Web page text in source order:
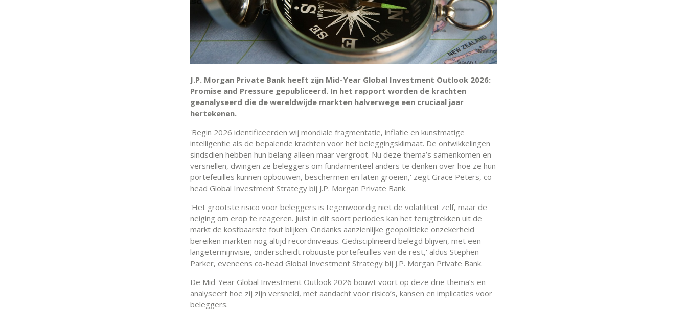
J.P. Morgan Private Bank heeft zijn Mid-Year Global Investment Outlook 2026:
Promise and Pressure gepubliceerd. In het rapport worden de krachten
geanalyseerd die de wereldwijde markten halverwege een cruciaal jaar
hertekenen.
'Begin 2026 identificeerden wij mondiale fragmentatie, inflatie en kunstmatige
intelligentie als de bepalende krachten voor het beleggingsklimaat. De ontwikkelingen
sindsdien hebben hun belang alleen maar vergroot. Nu deze thema’s samenkomen en
versnellen, dwingen ze beleggers om fundamenteel anders te denken over hoe ze hun
portefeuilles kunnen opbouwen, beschermen en laten groeien,' zegt Grace Peters, co-
head Global Investment Strategy bij J.P. Morgan Private Bank.
'Het grootste risico voor beleggers is tegenwoordig niet de volatiliteit zelf, maar de
neiging om erop te reageren. Juist in dit soort periodes kan het terugtrekken uit de
markt de kostbaarste fout blijken. Ondanks aanzienlijke geopolitieke onzekerheid
bereiken markten nog altijd recordniveaus. Gedisciplineerd belegd blijven, met een
langetermijnvisie, onderscheidt robuuste portefeuilles van de rest,' aldus Stephen
Parker, eveneens co-head Global Investment Strategy bij J.P. Morgan Private Bank.
De Mid-Year Global Investment Outlook 2026 bouwt voort op deze drie thema’s en
analyseert hoe zij zijn versneld, met aandacht voor risico’s, kansen en implicaties voor
beleggers.